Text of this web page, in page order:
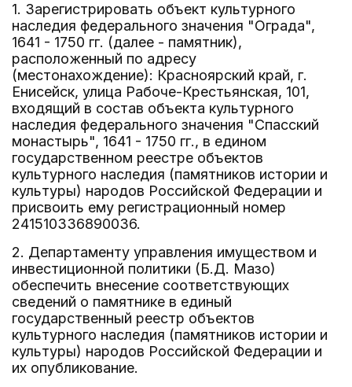
1. Зарегистрировать объект культурного
наследия федерального значения "Ограда",
1641 - 1750 гг. (далее - памятник),
расположенный по адресу
(местонахождение): Красноярский край, г.
Енисейск, улица Рабоче-Крестьянская, 101,
входящий в состав объекта культурного
наследия федерального значения "Спасский
монастырь", 1641 - 1750 гг., в едином
государственном реестре объектов
культурного наследия (памятников истории и
культуры) народов Российской Федерации и
присвоить ему регистрационный номер
241510336890036.
2. Департаменту управления имуществом и
инвестиционной политики (Б.Д. Мазо)
обеспечить внесение соответствующих
сведений о памятнике в единый
государственный реестр объектов
культурного наследия (памятников истории и
культуры) народов Российской Федерации и
их опубликование.